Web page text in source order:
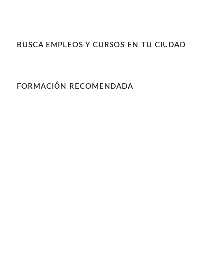
BUSCA EMPLEOS Y CURSOS EN TU CIUDAD
FORMACIÓN RECOMENDADA